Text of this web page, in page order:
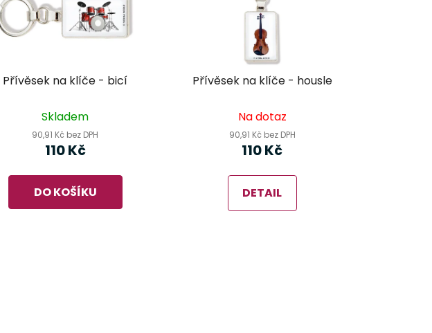
Přívěsek na klíče - bicí
Skladem
90,91 Kč bez DPH
110 Kč
DO KOŠÍKU
Přívěsek na klíče - housle
Na dotaz
90,91 Kč bez DPH
110 Kč
DETAIL